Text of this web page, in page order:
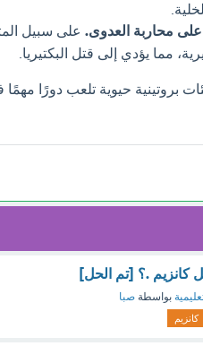
على محاربة العدوى.على سبيل
بروتينية حيوية تلعب دورًا مهمًا
كانزيم .؟ [تم الحل]
بواسطة صبا
كانزيم